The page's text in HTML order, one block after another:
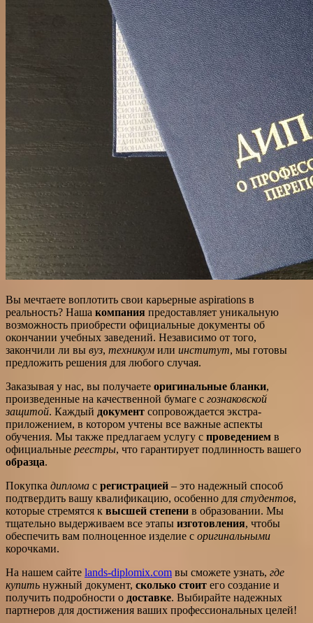
Вы мечтаете воплотить свои карьерные aspirations в
реальность? Наша компания предоставляет уникальную
возможность приобрести официальные документы об
окончании учебных заведений. Независимо от того,
закончили ли вы вуз, техникум или институт, мы готовы
предложить решения для любого случая.
Заказывая у нас, вы получаете оригинальные бланки,
произведенные на качественной бумаге с гознаковской
защитой. Каждый документ сопровождается экстра-
приложением, в котором учтены все важные аспекты
обучения. Мы также предлагаем услугу с проведением в
официальные реестры, что гарантирует подлинность вашего
образца.
Покупка диплома с регистрацией – это надежный способ
подтвердить вашу квалификацию, особенно для студентов,
которые стремятся к высшей степени в образовании. Мы
тщательно выдерживаем все этапы изготовления, чтобы
обеспечить вам полноценное изделие с оригинальными
корочками.
На нашем сайте lands-diplomix.com вы сможете узнать, где
купить нужный документ, сколько стоит его создание и
получить подробности о доставке. Выбирайте надежных
партнеров для достижения ваших профессиональных целей!